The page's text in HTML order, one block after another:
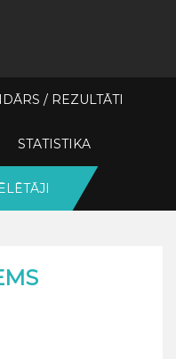
/ REZULTĀTI
STATISTIKA